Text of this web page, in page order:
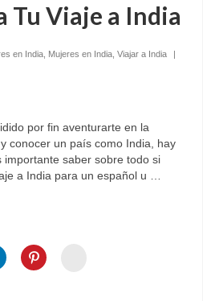
Tu Viaje a India
en India Mujeres en India Viajar a India
|
por fin aventurarte en la
conocer un país como India, hay
importante saber sobre todo si
a India para un español u …